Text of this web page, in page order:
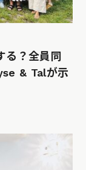
る？全員同
& Talが示